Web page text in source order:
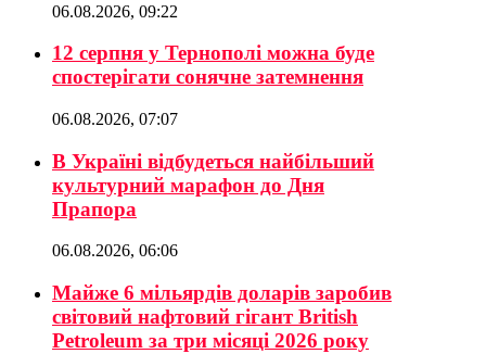
06.08.2026, 09:22
12 серпня у Тернополі можна буде
спостерігати сонячне затемнення
06.08.2026, 07:07
В Україні відбудеться найбільший
культурний марафон до Дня
Прапора
06.08.2026, 06:06
Майже 6 мільярдів доларів заробив
світовий нафтовий гігант British
Petroleum за три місяці 2026 року